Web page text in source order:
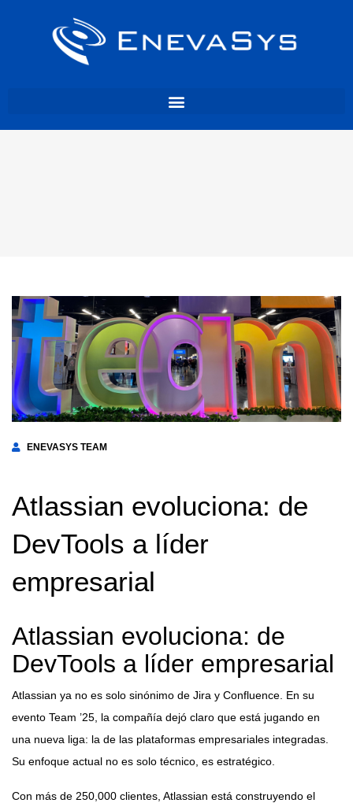
ENEVASYS TEAM
Atlassian evoluciona: de
DevTools a líder
empresarial
Atlassian evoluciona: de
DevTools a líder empresarial
Atlassian ya no es solo sinónimo de Jira y Confluence. En su
evento Team ’25, la compañía dejó claro que está jugando en
una nueva liga: la de las plataformas empresariales integradas.
Su enfoque actual no es solo técnico, es estratégico.
Con más de 250,000 clientes, Atlassian está construyendo el